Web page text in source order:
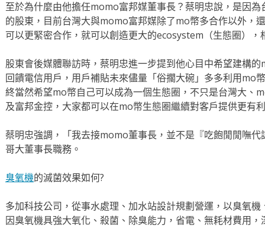
至於為什麼由他擔任momo富邦媒董事長？蔡明忠說，是因
的股東，目前台灣大與momo富邦媒除了mo幣多合作以外，
可以更緊密合作，就可以創造更大的ecosystem（生態圈）
股東會後媒體聯訪時，蔡明忠進一步提到他心目中希望建構
回饋電信用戶，用戶補貼未來儘量「俗擱大碗」多多利用mo
終當然希望mo幣自己可以成為一個生態圈，不只是台灣大、
及富邦金控，大家都可以在mo幣生態圈繼續對客戶提供更有
蔡明忠強調，「我去接momo董事長，並不是『吃飽閒閒嘸
哥大董事長職務。
臭氧機的滅菌效果如何?
多加科技公司，從事水處理、加水站設計規劃營運，以臭氧
因臭氧機具強大氧化、殺菌、除臭能力，省電、無耗材費用